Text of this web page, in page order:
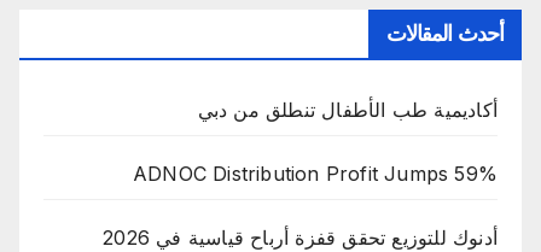
أحدث المقالات
أكاديمية طب الأطفال تنطلق من دبي
ADNOC Distribution Profit Jumps 59%
أدنوك للتوزيع تحقق قفزة أرباح قياسية في 2026